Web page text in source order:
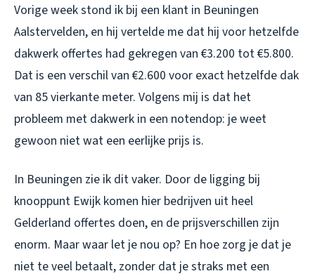
Vorige week stond ik bij een klant in Beuningen
Aalstervelden, en hij vertelde me dat hij voor hetzelfde
dakwerk offertes had gekregen van €3.200 tot €5.800.
Dat is een verschil van €2.600 voor exact hetzelfde dak
van 85 vierkante meter. Volgens mij is dat het
probleem met dakwerk in een notendop: je weet
gewoon niet wat een eerlijke prijs is.
In Beuningen zie ik dit vaker. Door de ligging bij
knooppunt Ewijk komen hier bedrijven uit heel
Gelderland offertes doen, en de prijsverschillen zijn
enorm. Maar waar let je nou op? En hoe zorg je dat je
niet te veel betaalt, zonder dat je straks met een